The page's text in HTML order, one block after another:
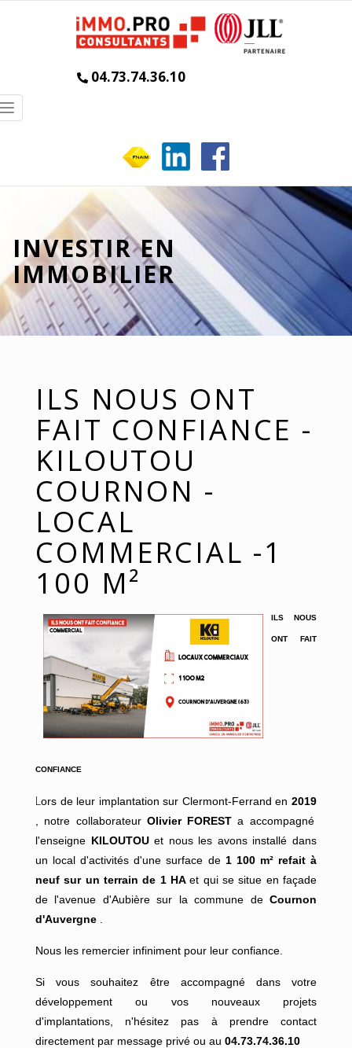
04.73.74.36.10
Toggle
INVESTIR EN
IMMOBILIER
ILS NOUS ONT
FAIT CONFIANCE -
KILOUTOU
COURNON -
LOCAL
COMMERCIAL -1
100 M²
ILS NOUS
ONT FAIT
CONFIANCE
L ors de leur implantation sur Clermont-Ferrand en 2019
, notre collaborateur Olivier FORESTa accompagné
l'enseigne KILOUTOUet nous les avons installé dans
un local d'activités d'une surface de 1 100 m² refait à
neuf sur un terrain de 1 HAet qui se situe en façade
de l'avenue d'Aubière sur la commune de Cournon
d'Auvergne
Nous les remercier infiniment pour leur confiance.
Si vous souhaitez être accompagné dans votre
développement ou vos nouveaux projets
d'implantations, n'hésitez pas à prendre contact
directement par message privé ou au 04.73.74.36.10